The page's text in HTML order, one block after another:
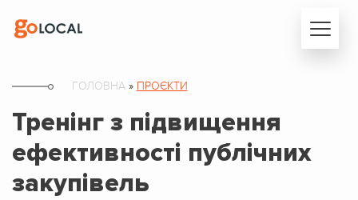
ГОЛОВНА» ПРОЄКТИ
Тренінг з підвищення
ефективності публічних
закупівель